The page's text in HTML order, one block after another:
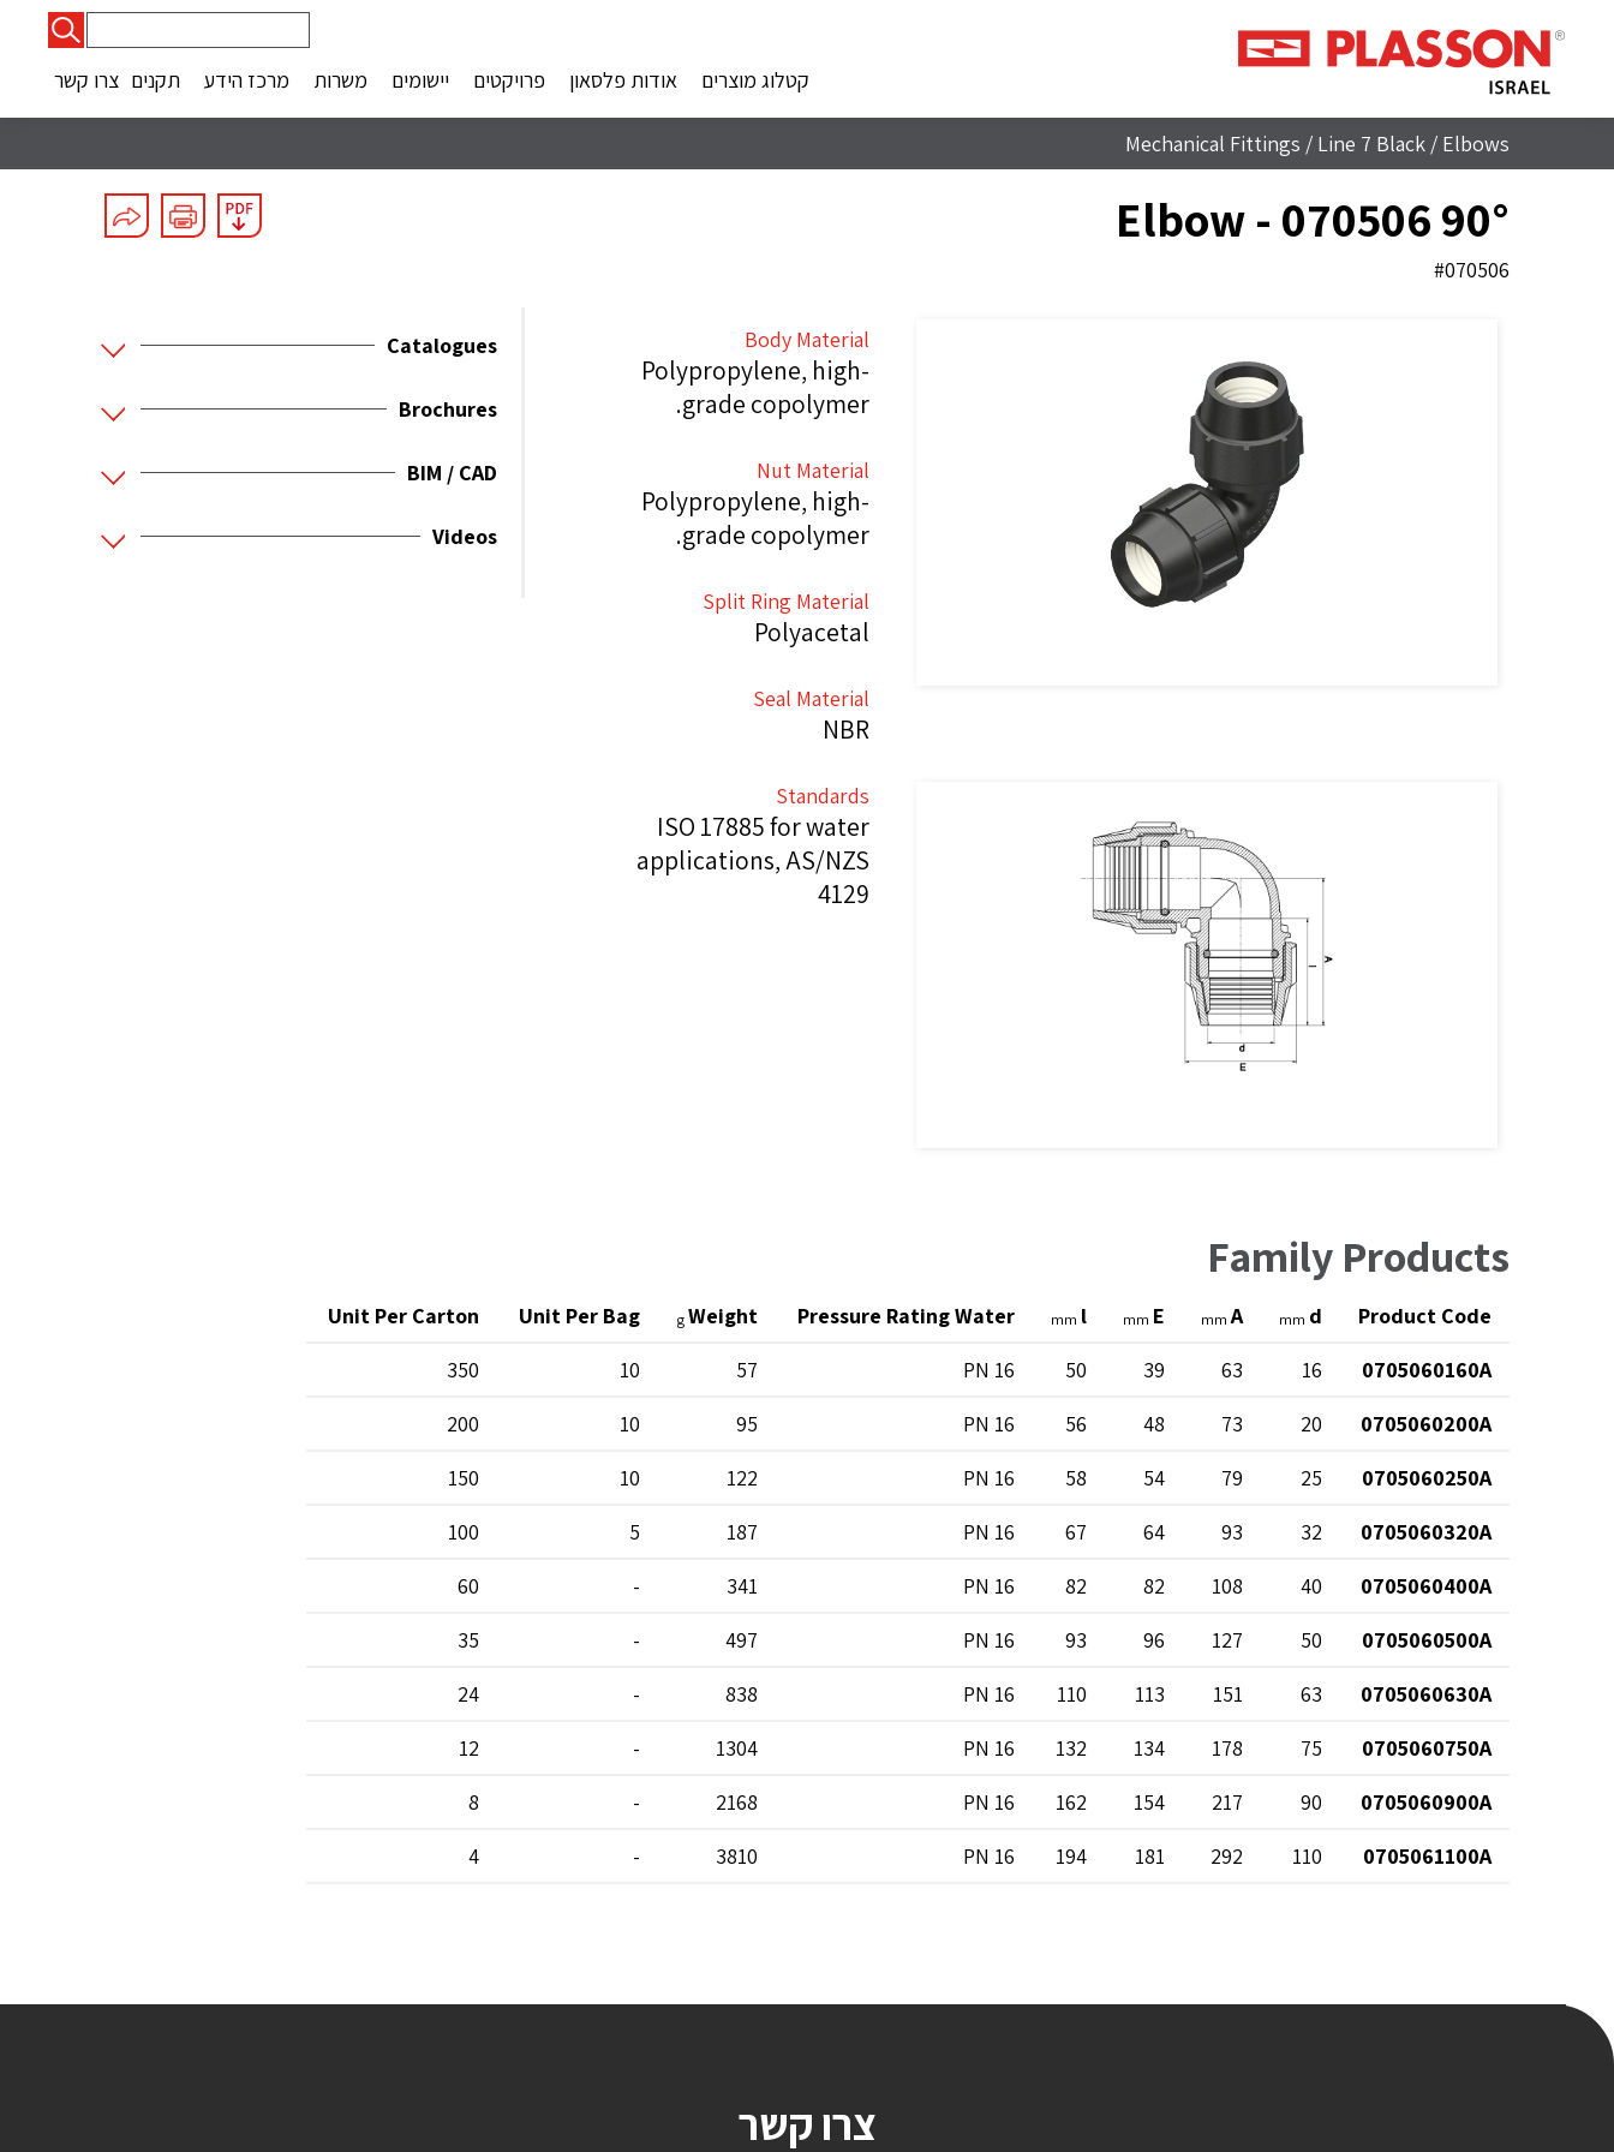
קטלוג מוצרים
אודות פלסאון פרויקטים יישומים משרות מרכז הידע תקנים צרו קשר
Mechanical Fittings / Line 7 Black / Elbows
90° Elbow - 070506
#070506
Body Material
Polypropylene, high-
grade copolymer.
Nut Material
Polypropylene, high-
grade copolymer.
Split Ring Material
Polyacetal
Seal Material
NBR
Standards
ISO 17885 for water
applications, AS/NZS
4129
Catalogues
Brochures
BIM / CAD
Videos
Family Products
Product Code
d
mm
A
mm
E
mm
l
mm
Pressure Rating Water
Weight
g
Unit Per Bag
Unit Per Carton
0705060160A
16
63
39
50
PN 16
57
10
350
0705060200A
20
73
48
56
PN 16
95
10
200
0705060250A
25
79
54
58
PN 16
122
10
150
0705060320A
32
93
64
67
PN 16
187
5
100
0705060400A
40
108
82
82
PN 16
341
-
60
0705060500A
50
127
96
93
PN 16
497
-
35
0705060630A
63
151
113
110
PN 16
838
-
24
0705060750A
75
178
134
132
PN 16
1304
-
12
0705060900A
90
217
154
162
PN 16
2168
-
8
0705061100A
110
292
181
194
PN 16
3810
-
4
צרו קשר